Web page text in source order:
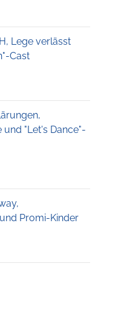
Lege verlässt
Cast
"Let's Dance"-
Promi-Kinder